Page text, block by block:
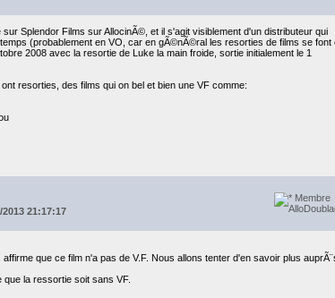
Splendor Films sur AllocinÃ©, et il s'agit visiblement d'un distributeur qui
(probablement en VO, car en gÃ©nÃ©ral les resorties de films se font
2008 avec la resortie de Luke la main froide, sortie initialement le 1
resorties, des films qui on bel et bien une VF comme:
2013 21:17:17
que ce film n'a pas de V.F. Nous allons tenter d'en savoir plus
la ressortie soit sans VF.